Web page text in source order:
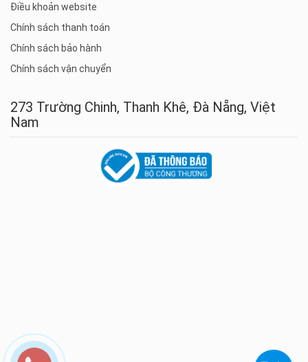
Điều khoản website
Chính sách thanh toán
Chính sách bảo hành
Chính sách vận chuyển
273 Trường Chinh, Thanh Khê, Đà Nẵng, Việt
Nam